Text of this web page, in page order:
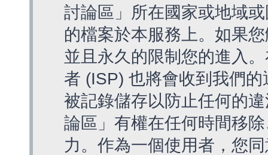
討論區」所在國家或地域
的檔案於本服務上。如果
並且永久的限制您的進入
者 (ISP) 也將會收到我們
被記錄儲存以防止任何的
論區」有權在任何時間移
力。作為一個使用者，您